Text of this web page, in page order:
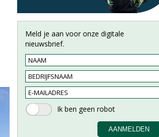
Meld je aan voor onze digitale
nieuwsbrief.